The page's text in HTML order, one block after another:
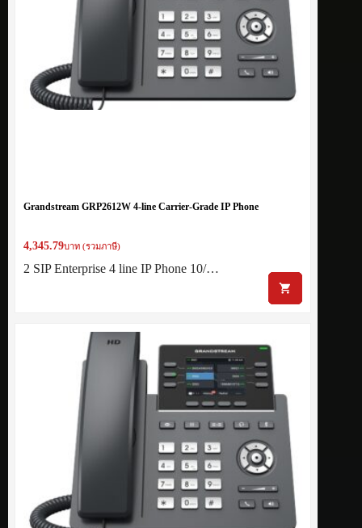
Grandstream GRP2612W 4-line Carrier-Grade IP Phone
4,345.79บาท (รวมภาษี)
2 SIP Enterprise 4 line IP Phone 10/…